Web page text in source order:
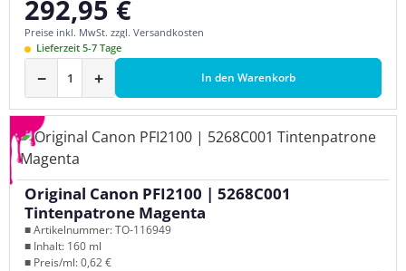
Regulärer Preis:
292,95 €
Preise inkl. MwSt. zzgl. Versandkosten
Lieferzeit 5-7 Tage
− + In den Warenkorb
Original Canon PFI2100 | 5268C001
Tintenpatrone Magenta
■ Artikelnummer: TO-116949
■ Inhalt: 160 ml
■ Preis/ml: 0,62 €